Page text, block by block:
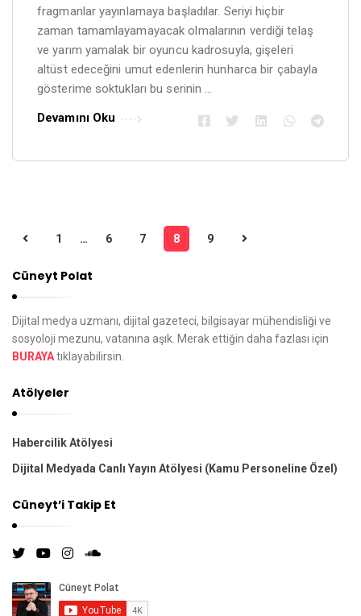
fragmanlar yayınlamaya başladılar. Seriyi hiçbir
zaman tamamlayamayacak olmalarının verdiği telaş
ve yarım yamalak bir oyuncu kadrosuyla, gişeleri
altüst edeceğini umut edenlerin hunharca bir çabayla
gösterime soktukları bu serinin …
Devamını Oku
a
z
ı
d
o
l
a
ş
ı
m
ı
1 … 6 7 8 9
Cüneyt Polat
Dijital medya uzmanı, dijital gazeteci, bilgisayar mühendisliği ve
sosyoloji mezunu, vatanına aşık. Merak ettiğin daha fazlası için
BURAYAtıklayabilirsin.
Atölyeler
Habercilik Atölyesi
Dijital Medyada Canlı Yayın Atölyesi (Kamu Personeline Özel)
Cüneyt’i Takip Et